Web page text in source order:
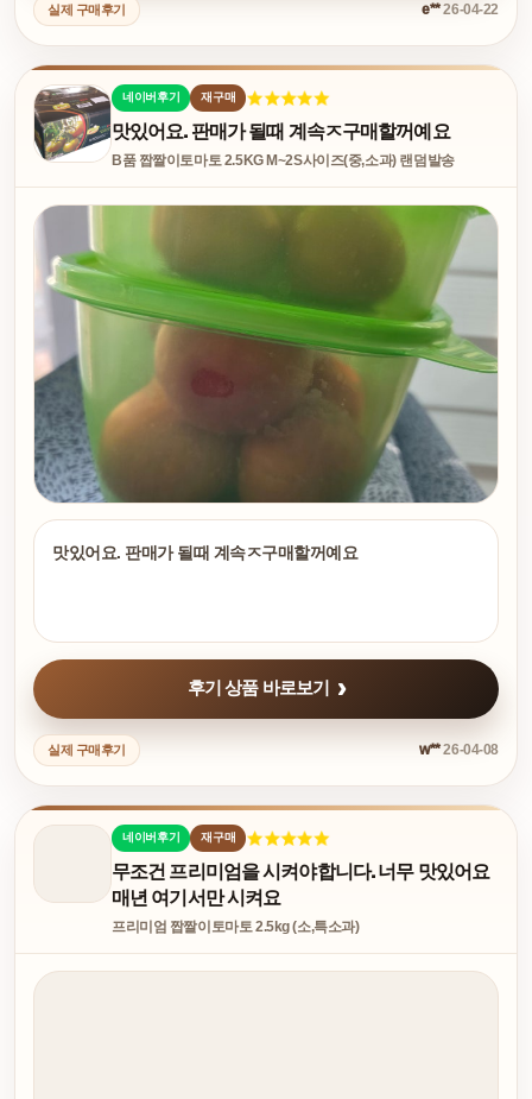
실제 구매후기 e**26-04-22
네이버후기 재구매
맛있어요. 판매가 될때 계속ㅈ구매할꺼예요
B품 짭짤이토마토 2.5KG M~2S사이즈(중,소과) 랜덤발송
맛있어요. 판매가 될때 계속ㅈ구매할꺼예요
후기 상품 바로보기
실제 구매후기 w**26-04-08
네이버후기 재구매
무조건 프리미엄을 시켜야합니다. 너무 맛있어요
매년 여기서만 시켜요
프리미엄 짭짤이토마토 2.5kg (소,특소과)